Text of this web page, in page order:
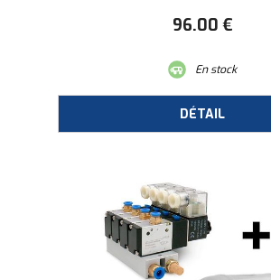
96.00 €
En stock